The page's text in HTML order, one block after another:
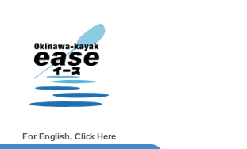
For English, Click Here